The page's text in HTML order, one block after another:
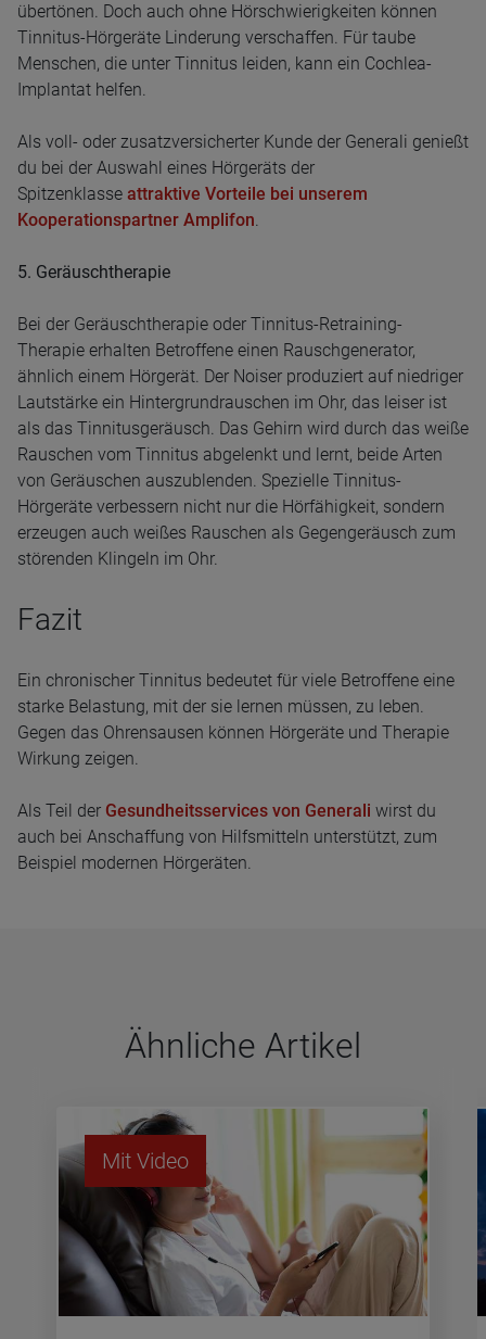
übertönen. Doch auch ohne Hörschwierigkeiten können
Tinnitus-Hörgeräte Linderung verschaffen. Für taube
Menschen, die unter Tinnitus leiden, kann ein Cochlea-
Implantat helfen.
Als voll- oder zusatzversicherter Kunde der Generali genießt
du bei der Auswahl eines Hörgeräts der
Spitzenklasse attraktive Vorteile bei unserem
Kooperationspartner Amplifon.
5. Geräuschtherapie
Bei der Geräuschtherapie oder Tinnitus-Retraining-
Therapie erhalten Betroffene einen Rauschgenerator,
ähnlich einem Hörgerät. Der Noiser produziert auf niedriger
Lautstärke ein Hintergrundrauschen im Ohr, das leiser ist
als das Tinnitusgeräusch. Das Gehirn wird durch das weiße
Rauschen vom Tinnitus abgelenkt und lernt, beide Arten
von Geräuschen auszublenden. Spezielle Tinnitus-
Hörgeräte verbessern nicht nur die Hörfähigkeit, sondern
erzeugen auch weißes Rauschen als Gegengeräusch zum
störenden Klingeln im Ohr.
Fazit
Ein chronischer Tinnitus bedeutet für viele Betroffene eine
starke Belastung, mit der sie lernen müssen, zu leben.
Gegen das Ohrensausen können Hörgeräte und Therapie
Wirkung zeigen.
Als Teil der Gesundheitsservices von Generali wirst du
auch bei Anschaffung von Hilfsmitteln unterstützt, zum
Beispiel modernen Hörgeräten.
Ähn­li­che Arti­kel
Mit Video